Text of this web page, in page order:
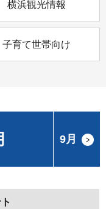
横浜観光情報
子育て世帯向け
9月